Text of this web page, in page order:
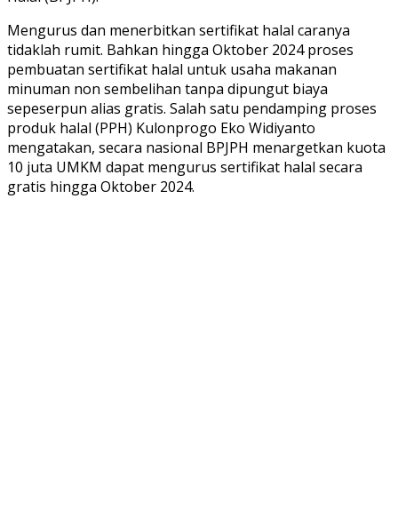
Mengurus dan menerbitkan sertifikat halal caranya
tidaklah rumit. Bahkan hingga Oktober 2024 proses
pembuatan sertifikat halal untuk usaha makanan
minuman non sembelihan tanpa dipungut biaya
sepeserpun alias gratis. Salah satu pendamping proses
produk halal (PPH) Kulonprogo Eko Widiyanto
mengatakan, secara nasional BPJPH menargetkan kuota
10 juta UMKM dapat mengurus sertifikat halal secara
gratis hingga Oktober 2024.